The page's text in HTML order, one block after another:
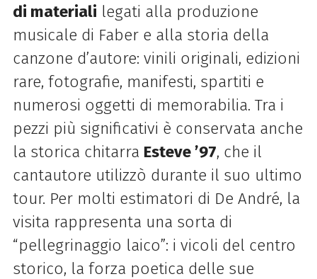
di materiali legati alla produzione
musicale di Faber e alla storia della
canzone d’autore: vinili originali, edizioni
rare, fotografie, manifesti, spartiti e
numerosi oggetti di memorabilia. Tra i
pezzi più significativi è conservata anche
la storica chitarra Esteve ’97, che il
cantautore utilizzò durante il suo ultimo
tour. Per molti estimatori di De André, la
visita rappresenta una sorta di
“pellegrinaggio laico”: i vicoli del centro
storico, la forza poetica delle sue